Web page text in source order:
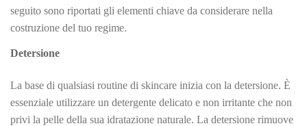
seguito sono riportati gli elementi chiave da considerare nella
costruzione del tuo regime.
Detersione
La base di qualsiasi routine di skincare inizia con la detersione. È
essenziale utilizzare un detergente delicato e non irritante che non
privi la pelle della sua idratazione naturale. La detersione rimuove